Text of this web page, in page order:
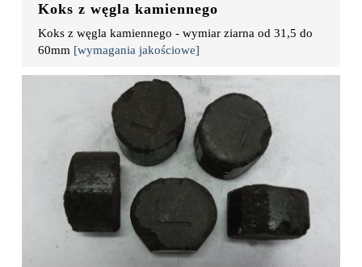
Koks z węgla kamiennego
Koks z węgla kamiennego - wymiar ziarna od 31,5 do
60mm [wymagania jakościowe]